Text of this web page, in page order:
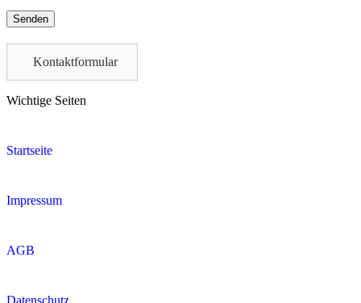
Please
leave
empty.Kontaktformular
Wichtige Seiten
Startseite
Impressum
AGB
Datenschutz